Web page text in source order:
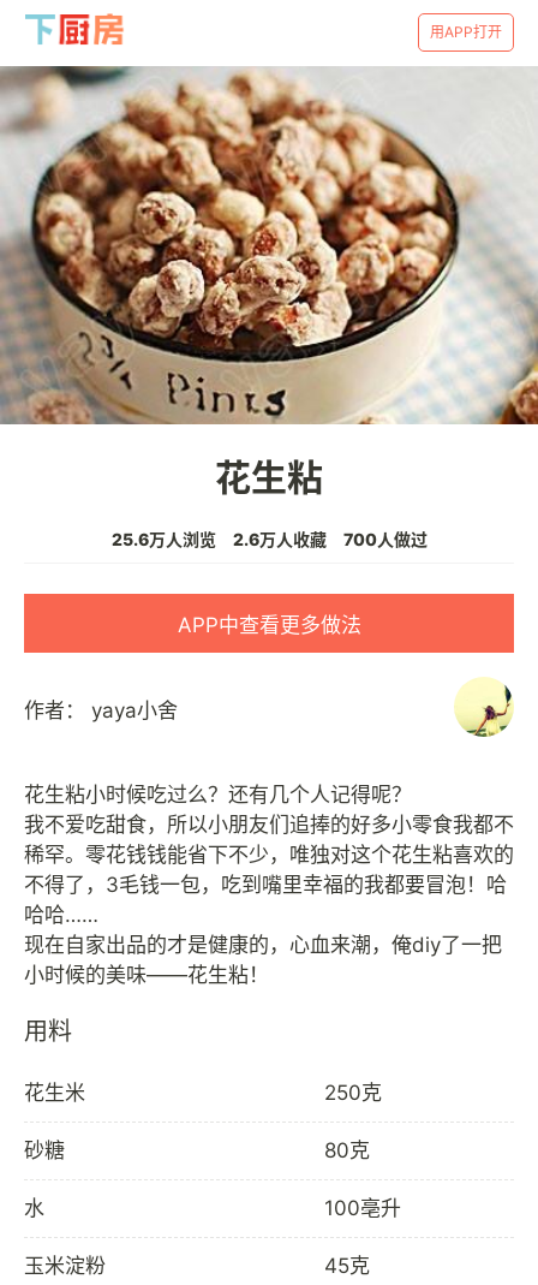
用APP打开
花生粘
25.6万人浏览 2.6万人收藏 700人做过
APP中查看更多做法
作者： yaya小舍
花生粘小时候吃过么？还有几个人记得呢？
我不爱吃甜食，所以小朋友们追捧的好多小零食我都不
稀罕。零花钱钱能省下不少，唯独对这个花生粘喜欢的
不得了，3毛钱一包，吃到嘴里幸福的我都要冒泡！哈
哈哈……
现在自家出品的才是健康的，心血来潮，俺diy了一把
用料
花生米 250克
砂糖 80克
水 100亳升
玉米淀粉 45克